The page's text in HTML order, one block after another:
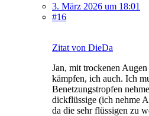
3. März 2026 um 18:01
#16
Zitat von DieDa
Jan, mit trockenen
kämpfen, ich auch. Ich
Benetzungstropfen
dickflüssige (ich nehme
da die sehr flüssigen zu